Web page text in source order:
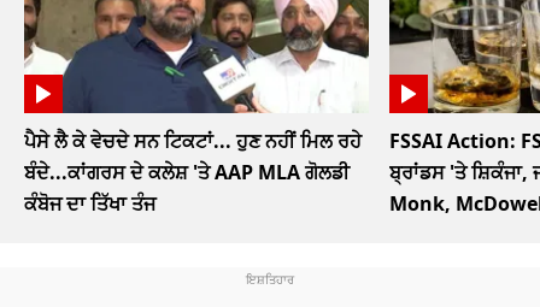
ਪੈਸੇ ਲੈ ਕੇ ਵੇਚਦੇ ਸਨ ਟਿਕਟਾਂ... ਹੁਣ ਨਹੀਂ ਮਿਲ ਰਹੇ
ਬੰਦੇ...ਕਾਂਗਰਸ ਦੇ ਕਲੇਸ਼ 'ਤੇ AAP MLA ਗੋਲਡੀ
ਕੰਬੋਜ ਦਾ ਤਿੱਖਾ ਤੰਜ
FSSAI Action:
ਬ੍ਰਾਂਡਸ 'ਤੇ
Monk,